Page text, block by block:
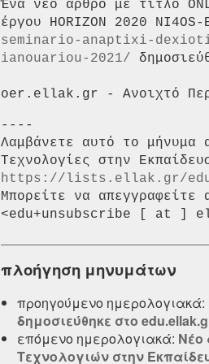
Ένα νέο άρθρο με τίτλο
έργου HORIZON 2020
seminario-anaptixi-
ianouariou-2021/
----
Λαμβάνετε αυτό το μήνυμα
https://lists.ellak.gr/
Μπορείτε να
πλοήγηση μηνυμάτων
προηγούμενο ημερολογιακά:
δημοσιεύθηκε στο
επόμενο ημερολογιακά: Νέο
Τεχνολογιών στην